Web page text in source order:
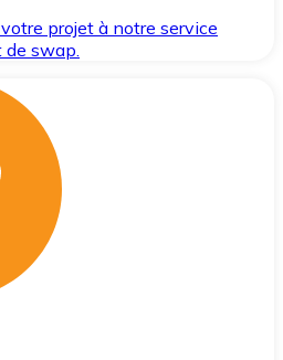
projet à notre service
de swap.